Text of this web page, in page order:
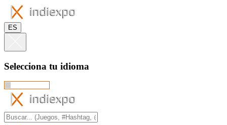
ES
Selecciona tu idioma